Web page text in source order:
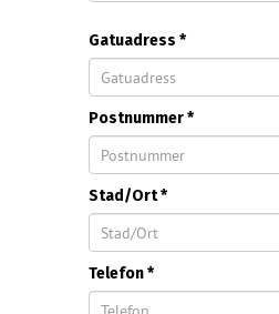
Gatuadress *
Postnummer *
Stad/Ort *
Telefon *